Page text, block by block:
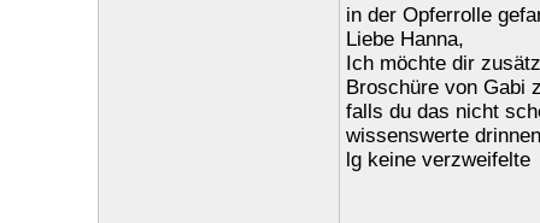
in der Opferrolle
Liebe Hanna,
Ich möchte dir
Broschüre von Gabi
falls du das nicht
wissenswerte
lg keine verzweifelte